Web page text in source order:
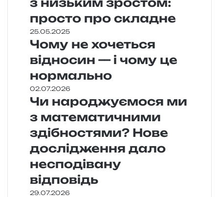
просто про складне
25.05.2025
Чому не хочеться
відносин — і чому це
нормально
02.07.2026
Чи народжуємося ми
з математичними
здібностями? Нове
дослідження дало
несподівану
відповідь
29.07.2026